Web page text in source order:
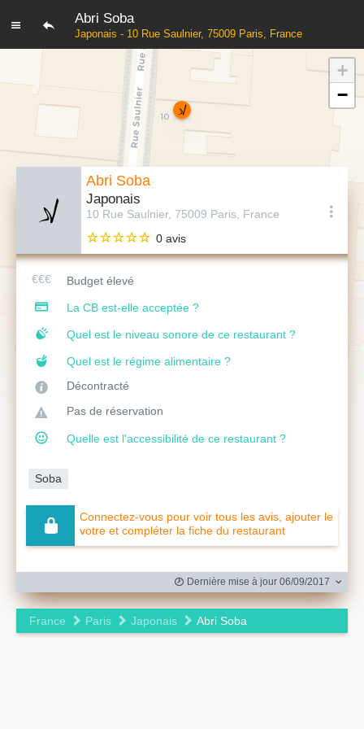
Abri Soba
Japonais - 10 Rue Saulnier, 75009 Paris, France
Abri Soba
Japonais
10 Rue Saulnier, 75009 Paris, France
0 avis
Budget élevé
La CB est-elle acceptée ?
Quel est le niveau sonore de ce restaurant ?
Quel est le régime alimentaire ?
Décontracté
Pas de réservation
Quelle est l'accessibilité de ce restaurant ?
Soba
Connectez-vous pour voir tous les avis, ajouter le
votre et compléter la fiche du restaurant
Dernière mise à jour 06/09/2017
France Paris Japonais Abri Soba
+
−